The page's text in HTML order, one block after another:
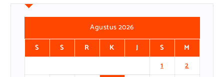
Agustus 2026
S
S R K J S
M
1
2